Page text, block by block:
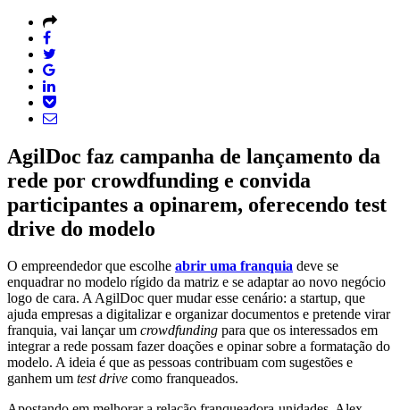
AgilDoc faz campanha de lançamento da
rede por crowdfunding e convida
participantes a opinarem, oferecendo test
drive do modelo
O empreendedor que escolhe abrir uma franquia deve se
enquadrar no modelo rígido da matriz e se adaptar ao novo negócio
logo de cara. A AgilDoc quer mudar esse cenário: a startup, que
ajuda empresas a digitalizar e organizar documentos e pretende virar
franquia, vai lançar um crowdfunding para que os interessados em
integrar a rede possam fazer doações e opinar sobre a formatação do
modelo. A ideia é que as pessoas contribuam com sugestões e
ganhem um test drive como franqueados.